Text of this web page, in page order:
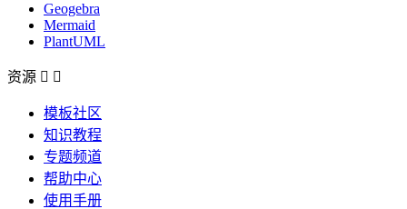
Geogebra
Mermaid
PlantUML
资源  
模板社区
知识教程
专题频道
帮助中心
使用手册